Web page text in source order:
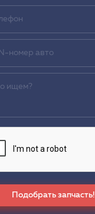
Подобрать запчасть!